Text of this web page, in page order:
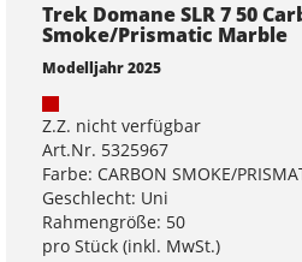
Trek Domane SLR 7 50
Smoke/Prismatic Marble
Modelljahr 2025
Z.Z. nicht verfügbar
Art.Nr. 5325967
Farbe: CARBON SMOKE/
Geschlecht: Uni
Rahmengröße: 50
pro Stück (inkl. MwSt.)